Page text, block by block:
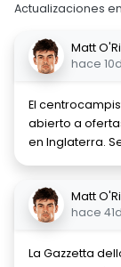
Actualizaciones
Matt
hace 10d
El
abierto a
en Inglaterra.
Matt
hace 41d
La Gazzetta